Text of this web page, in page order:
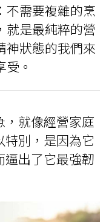
不需要複雜的烹
就是最純粹的營
神狀態的我們來
。
，就像經營家庭
別，是因為它
逼出了它最強韌